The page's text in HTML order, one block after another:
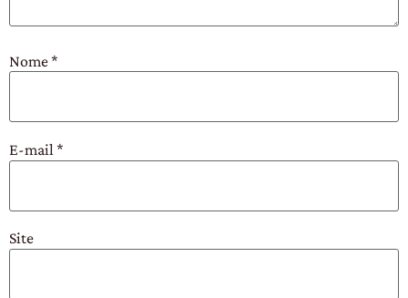
Nome*
E-mail *
Site